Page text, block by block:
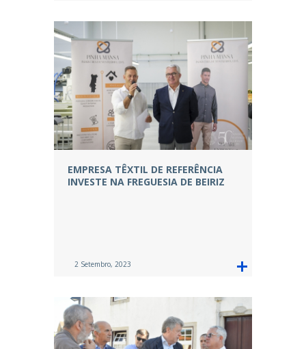
EMPRESA TÊXTIL DE REFERÊNCIA
INVESTE NA FREGUESIA DE BEIRIZ
2 Setembro, 2023